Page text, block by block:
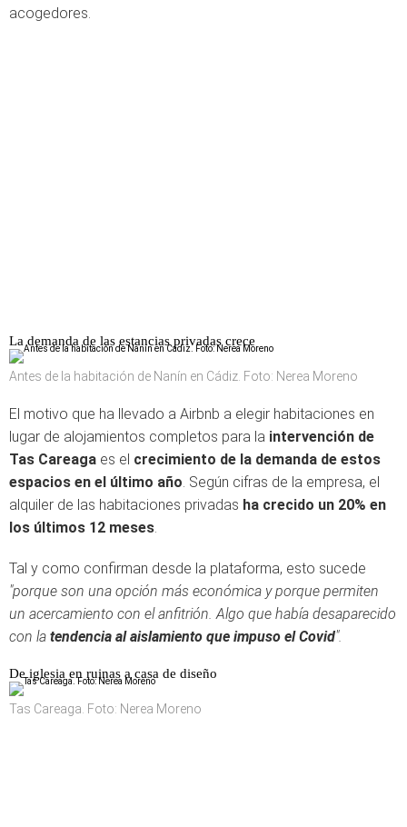
acogedores.
La demanda de las estancias privadas crece
Antes de la habitación de Nanín en Cádiz. Foto: Nerea Moreno
El motivo que ha llevado a Airbnb a elegir habitaciones en
lugar de alojamientos completos para la intervención de
Tas Careaga es el crecimiento de la demanda de estos
espacios en el último año. Según cifras de la empresa, el
alquiler de las habitaciones privadas ha crecido un 20% en
los últimos 12 meses.
Tal y como confirman desde la plataforma, esto sucede
"porque son una opción más económica y porque permiten
un acercamiento con el anfitrión. Algo que había desaparecido
con la tendencia al aislamiento que impuso el Covid".
De iglesia en ruinas a casa de diseño
Tas Careaga. Foto: Nerea Moreno